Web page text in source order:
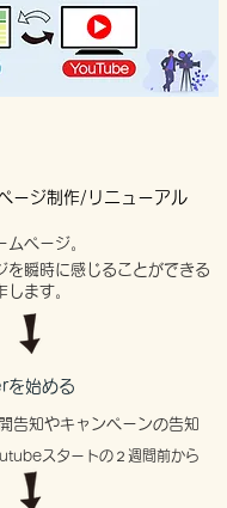
ージ制作/リニューアル
を始める
ページ。
を瞬時に感じることができる
ます。
告知やキャンペーンの告知
スタートの２週間前から